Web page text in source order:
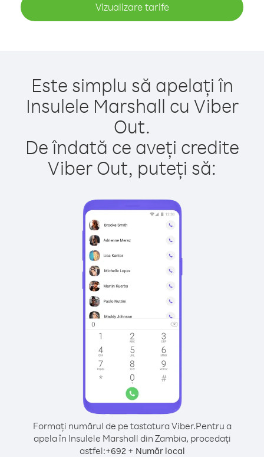
Vizualizare tarife
Este simplu să apelați în
Insulele Marshall cu Viber
Out.
De îndată ce aveți credite
Viber Out, puteți să:
Formați numărul de pe tastatura Viber.Pentru a
apela în Insulele Marshall din Zambia, procedați
astfel:+692+ Număr local